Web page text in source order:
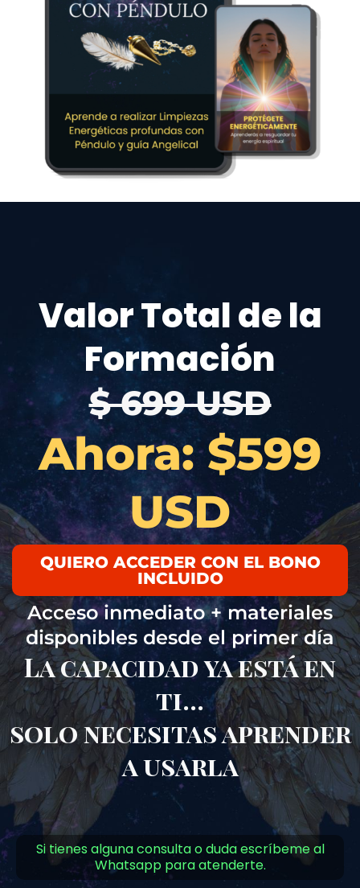
Valor Total de la
Formación
$ 699 USD
Ahora: $599
USD
QUIERO ACCEDER CON EL BONO
INCLUIDO
Acceso inmediato + materiales
disponibles desde el primer día
La capacidad ya está en
ti…
solo necesitas aprender
a usarla
Si tienes alguna consulta o duda escríbeme al
Whatsapp para atenderte.